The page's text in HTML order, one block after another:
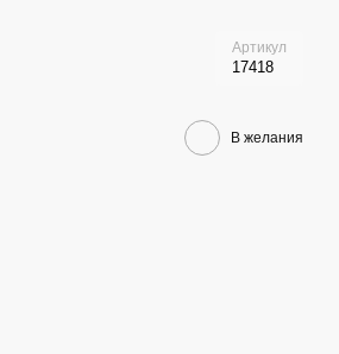
Артикул
17418
В желания